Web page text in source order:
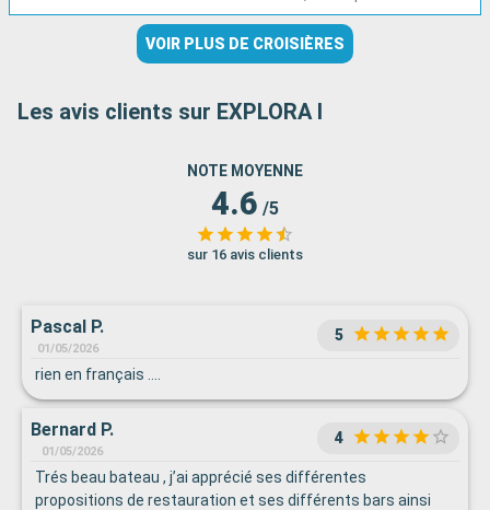
VOIR PLUS DE CROISIÈRES
Les avis clients sur EXPLORA I
NOTE MOYENNE
4.6 /5
sur 16 avis clients
Pascal P.
01/05/2026
5
rien en français ....
Bernard P.
01/05/2026
4
Trés beau bateau , j’ai apprécié ses différentes
propositions de restauration et ses différents bars ainsi